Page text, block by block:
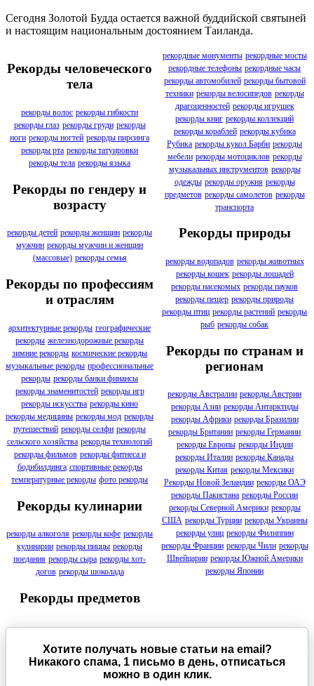
Сегодня Золотой Будда остается важной буддийской святыней
и настоящим национальным достоянием Таиланда.
Рекорды человеческого
тела
рекорды волос рекорды гибкости
рекорды глаз рекорды груди рекорды
ноги рекорды ногтей рекорды пирсинга
рекорды рта рекорды татуировки
рекорды тела рекорды языка
Рекорды по гендеру и
возрасту
рекорды детей рекорды женщин рекорды
мужчин рекорды мужчин и женщин
(массовые) рекорды семья
Рекорды по профессиям
и отраслям
архитектурные рекорды географические
рекорды железнодорожные рекорды
зимние рекорды космические рекорды
музыкальные рекорды профессиональные
рекорды рекорды банки финансы
рекорды знаменитостей рекорды игр
рекорды искусства рекорды кино
рекорды медицины рекорды мод рекорды
путешествий рекорды селфи рекорды
сельского хозяйства рекорды технологий
рекорды фильмов рекорды фитнеса и
бодибилдинга спортивные рекорды
температурные рекорды фото рекорды
Рекорды кулинарии
рекорды алкоголя рекорды кофе рекорды
кулинарии рекорды пиццы рекорды
поедания рекорды сыра рекорды хот-
догов рекорды шоколада
Рекорды предметов
рекордные монументы рекордные мосты
рекордные телефоны рекордные часы
рекорды автомобилей рекорды бытовой
техники рекорды велосипедов рекорды
драгоценностей рекорды игрушек
рекорды книг рекорды коллекций
рекорды кораблей рекорды кубика
Рубика рекорды кукол Барби рекорды
мебели рекорды мотоциклов рекорды
музыкальных инструментов рекорды
одежды рекорды оружия рекорды
предметов рекорды самолетов рекорды
транспорта
Рекорды природы
рекорды водопадов рекорды животных
рекорды кошек рекорды лошадей
рекорды насекомых рекорды пауков
рекорды пещер рекорды природы
рекорды птиц рекорды растений рекорды
рыб рекорды собак
Рекорды по странам и
регионам
рекорды Австралии рекорды Австрии
рекорды Азии рекорды Антарктиды
рекорды Африки рекорды Бразилии
рекорды Британии рекорды Германии
рекорды Европы рекорды Индии
рекорды Италии рекорды Канады
рекорды Китая рекорды Мексики
Рекорды Новой Зеландии рекорды ОАЭ
рекорды Пакистана рекорды России
рекорды Северной Америки рекорды
США рекорды Турции рекорды Украины
рекорды улиц рекорды Филиппин
рекорды Франции рекорды Чили рекорды
Швейцарии рекорды Южной Америки
рекорды Японии
Хотите получать новые статьи на email?
Никакого спама, 1 письмо в день, отписаться
можно в один клик.